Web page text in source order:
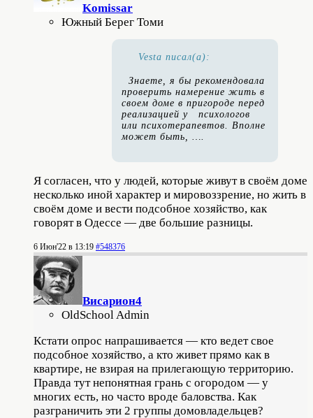
Komissar
Южный Берег Томи
Vesta писал(а):
Знаете, я бы рекомендовала
проверить намерение жить в
своем доме в пригороде перед
реализацией у психологов
или психотерапевтов. Вполне
может быть, ….
Я согласен, что у людей, которые живут в своём доме
несколько иной характер и мировоззрение, но жить в
своём доме и вести подсобное хозяйство, как
говорят в Одессе — две большие разницы.
6 Июн'22 в 13:19 #548376
Висариoн4
OldSchool Admin
Кcтати опрос напрашивается — кто ведет свое
подсобное хозяйство, а кто живет прямо как в
квартире, не взирая на прилегающую территорию.
Правда тут непонятная грань с огородом — у
многих есть, но часто вроде баловства. Как
разграничить эти 2 группы домовладельцев?